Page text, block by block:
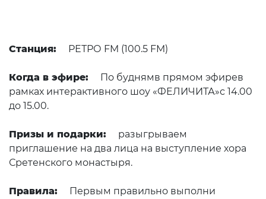
Станция: РЕТРО FM (100.5 FM)
Когда в эфире:
По буднямв прямом эфирев
рамках интерактивного шоу «ФЕЛИЧИТА»с 14.00
до 15.00.
Призы и подарки:
разыгрываем
приглашение на два лица на выступление хора
Сретенского монастыря.
Правила:
Первым правильно выполни